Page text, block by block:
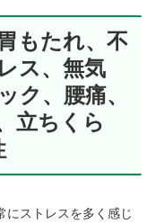
もたれ、不
ス、無気
ク、腰痛、
立ちくら
にストレスを多く感じ